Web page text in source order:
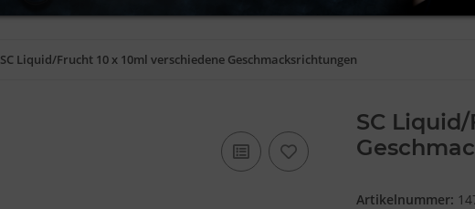
SC Liquid/Frucht 10 x 10ml verschiedene Geschmacksrichtungen
SC
Artikelnummer: